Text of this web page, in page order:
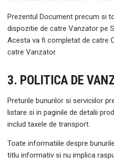
Prezentul Document precum si
dispozitie de catre Vanzator pe
Acesta va fi completat de catre
catre Vanzator.
3. POLITICA DE
Preturile bunurilor si serviciilor
listare si in paginile de detalii
includ taxele de transport.
Toate informatiile despre
titlu informativ si nu implica